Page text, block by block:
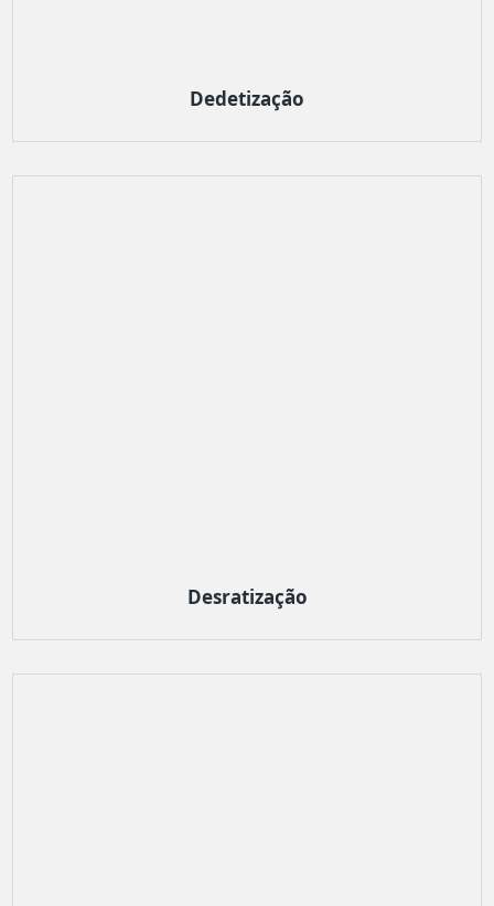
Dedetização
Desratização